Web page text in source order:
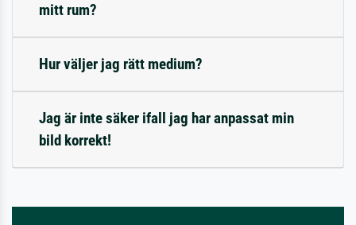
mitt rum?
Hur väljer jag rätt medium?
Jag är inte säker ifall jag har anpassat min
bild korrekt!